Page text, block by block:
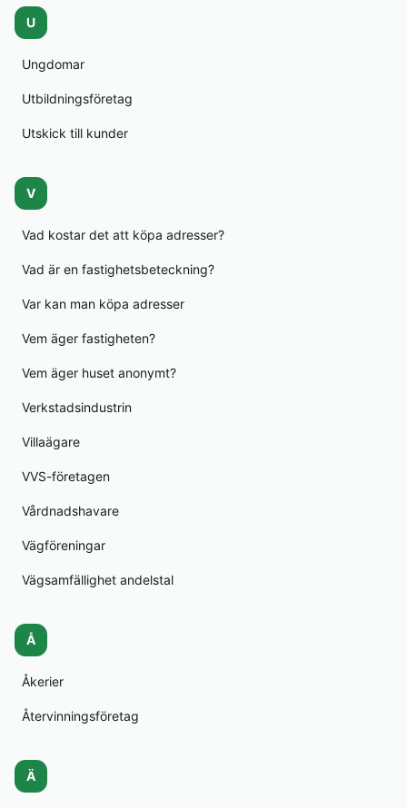
U
Ungdomar
Utbildningsföretag
Utskick till kunder
V
Vad kostar det att köpa adresser?
Vad är en fastighetsbeteckning?
Var kan man köpa adresser
Vem äger fastigheten?
Vem äger huset anonymt?
Verkstadsindustrin
Villaägare
VVS-företagen
Vårdnadshavare
Vägföreningar
Vägsamfällighet andelstal
Å
Åkerier
Återvinningsföretag
Ä